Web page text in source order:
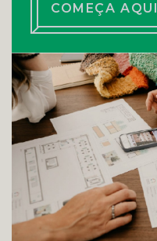
COMEÇA AQUI